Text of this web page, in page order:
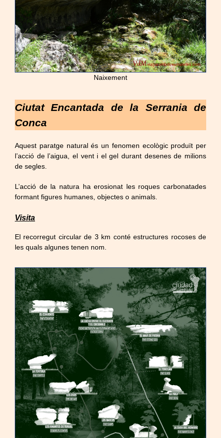
Naixement
Ciutat Encantada de la Serrania de
Conca
Aquest paratge natural és un fenomen ecològic produït per
l’acció de l’aigua, el vent i el gel durant desenes de milions
de segles.
L’acció de la natura ha erosionat les roques carbonatades
formant figures humanes, objectes o animals.
Visita
El recorregut circular de 3 km conté estructures rocoses de
les quals algunes tenen nom.